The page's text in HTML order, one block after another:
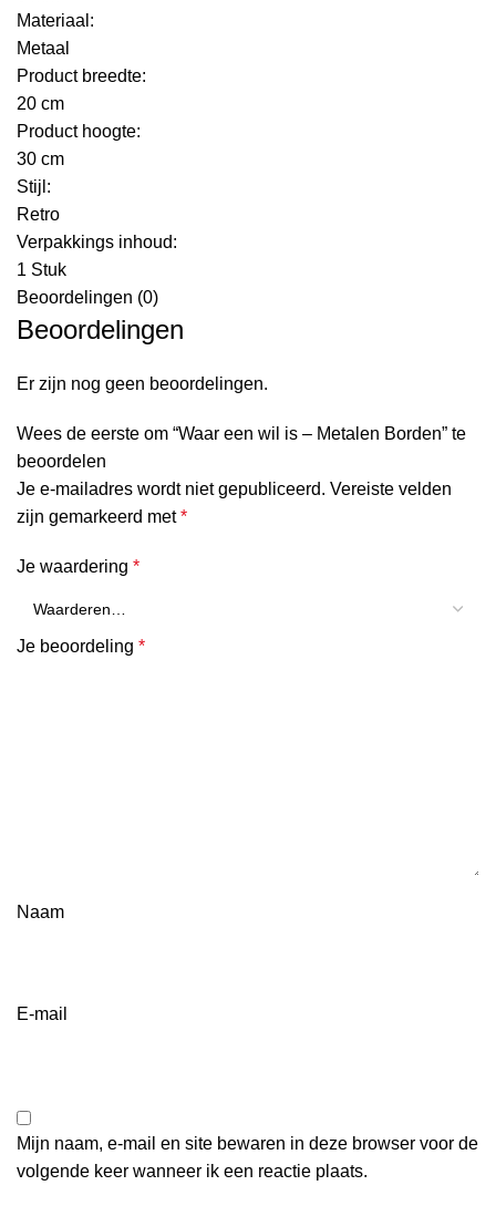
Materiaal:
Metaal
Product breedte:
20 cm
Product hoogte:
30 cm
Stijl:
Retro
Verpakkings inhoud:
1 Stuk
Beoordelingen (0)
Beoordelingen
Er zijn nog geen beoordelingen.
Wees de eerste om “Waar een wil is – Metalen Borden” te
beoordelen
Je e-mailadres wordt niet gepubliceerd. Vereiste velden
zijn gemarkeerd met*
Je waardering *
Je beoordeling *
Naam
E-mail
Mijn naam, e-mail en site bewaren in deze browser voor de
volgende keer wanneer ik een reactie plaats.